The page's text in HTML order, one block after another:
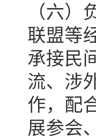
（六
联盟等
承接民
流、涉
作，配
展参会